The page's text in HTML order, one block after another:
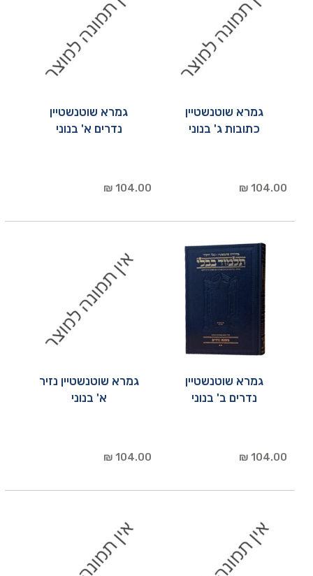
גמרא שוטנשטיין
כתובות ג' בנוני
104.00 ₪
גמרא שוטנשטיין
נדרים א' בנוני
104.00 ₪
גמרא שוטנשטיין
נדרים ב' בנוני
104.00 ₪
גמרא שוטנשטיין נזיר
א' בנוני
104.00 ₪